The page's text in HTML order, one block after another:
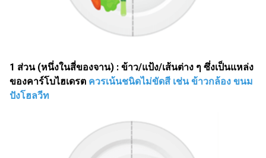
1 ส่วน (หนึ่งในสี่ของจาน) : ข้าว/แป้ง/เส้นต่าง ๆ ซึ่งเป็นแหล่ง
ของคาร์โบไฮเดรต ควรเน้นชนิดไม่ขัดสี เช่น ข้าวกล้อง ขนม
ปังโฮลวีท